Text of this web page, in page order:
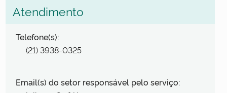
Atendimento
Telefone(s):
(21) 3938-0325
Email(s) do setor responsável pelo serviço: